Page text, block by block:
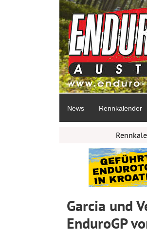
News Rennkalender
Garcia und
EnduroGP